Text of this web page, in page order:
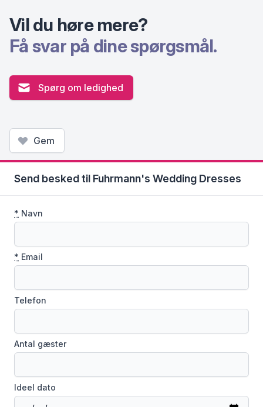
Vil du høre mere?
Få svar på dine spørgsmål.
Spørg om ledighed
Gem
Send besked til Fuhrmann's Wedding Dresses
* Navn
* Email
Telefon
Antal gæster
Ideel dato